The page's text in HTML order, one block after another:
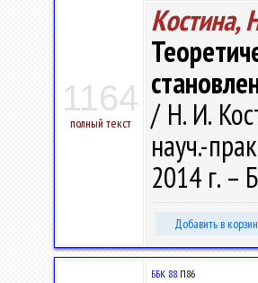
1164
полный текст
Костина,
/ Н. И.
науч.-
2014 г. –
Добавить в
ББК 88.П86